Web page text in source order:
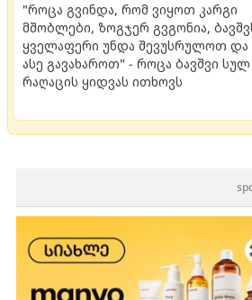
"როცა გვინდა, რომ ვიყოთ კარგი
მშობლები, ზოგჯერ გვგონია,
ყველაფერი უნდა შევუსრულოთ და
ასე გავახაროთ" - როცა ბავშვი სულ
რაღაცის ყიდვას ითხოვს